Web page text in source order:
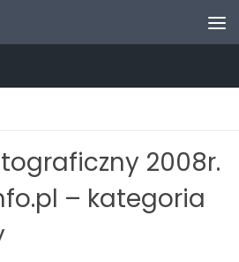
2008r.
– kategoria